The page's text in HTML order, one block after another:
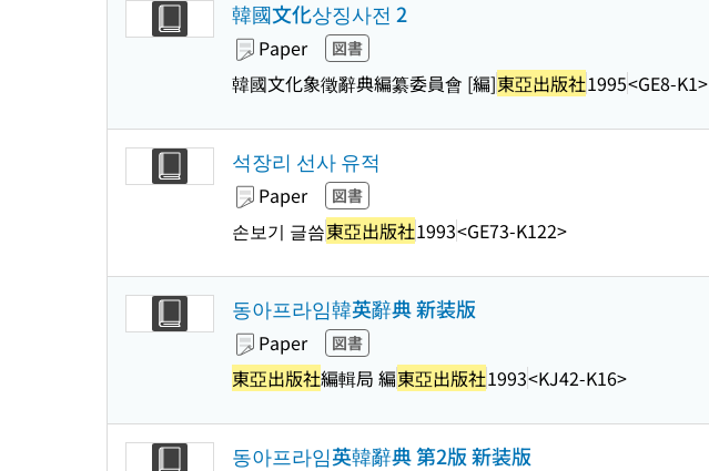
韓國文化상징사전 2
Paper 図書
韓國文化象徵辭典編纂委員會 [編]東亞出版社1995<GE8-K1>
석장리 선사 유적
Paper 図書
손보기 글씀東亞出版社1993<GE73-K122>
동아프라임韓英辭典 新装版
Paper 図書
東亞出版社編輯局 編東亞出版社1993<KJ42-K16>
동아프라임英韓辭典 第2版 新装版